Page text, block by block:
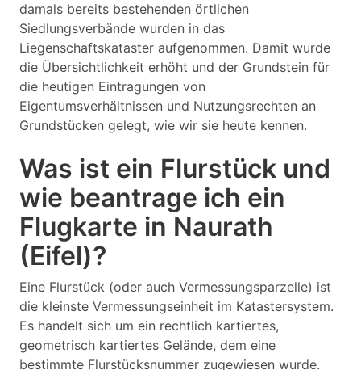
damals bereits bestehenden örtlichen
Siedlungsverbände wurden in das
Liegenschaftskataster aufgenommen. Damit wurde
die Übersichtlichkeit erhöht und der Grundstein für
die heutigen Eintragungen von
Eigentumsverhältnissen und Nutzungsrechten an
Grundstücken gelegt, wie wir sie heute kennen.
Was ist ein Flurstück und
wie beantrage ich ein
Flugkarte in Naurath
(Eifel)?
Eine Flurstück (oder auch Vermessungsparzelle) ist
die kleinste Vermessungseinheit im Katastersystem.
Es handelt sich um ein rechtlich kartiertes,
geometrisch kartiertes Gelände, dem eine
bestimmte Flurstücksnummer zugewiesen wurde.